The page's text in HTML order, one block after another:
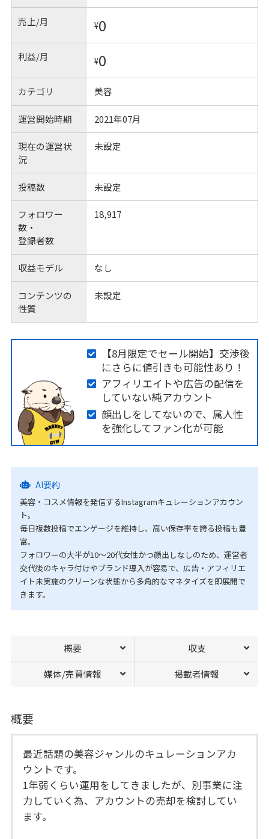
売上/月 ¥0
利益/月 ¥0
カテゴリ 美容
運営開始時期 2021年07月
現在の運営状
況
未設定
投稿数 未設定
フォロワー
数・
登録者数
18,917
収益モデル なし
コンテンツの
性質
未設定
【8月限定でセール開始】交渉後
にさらに値引きも可能性あり！
アフィリエイトや広告の配信を
していない純アカウント
顔出しをしてないので、属人性
を強化してファン化が可能
AI要約
美容・コスメ情報を発信するInstagramキュレーションアカウン
ト。
毎日複数投稿でエンゲージを維持し、高い保存率を誇る投稿も豊
富。
フォロワーの大半が10〜20代女性かつ顔出しなしのため、運営者
交代後のキャラ付けやブランド導入が容易で、広告・アフィリエ
イト未実施のクリーンな状態から多角的なマネタイズを即展開で
きます。
概要 収支
媒体/売買情報 掲載者情報
概要
最近話題の美容ジャンルのキュレーションアカ
ウントです。
1年弱くらい運用をしてきましたが、別事業に注
力していく為、アカウントの売却を検討してい
ます。